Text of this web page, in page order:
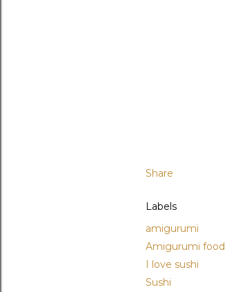
Share
Labels
amigurumi
Amigurumi food
I love sushi
Sushi